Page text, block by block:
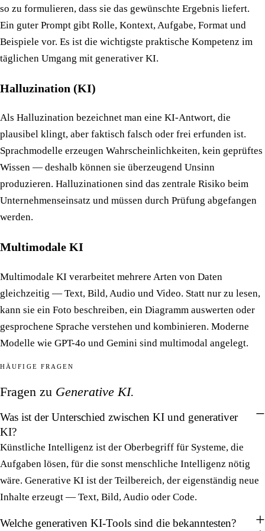
so zu formulieren, dass sie das gewünschte Ergebnis liefert.
Ein guter Prompt gibt Rolle, Kontext, Aufgabe, Format und
Beispiele vor. Es ist die wichtigste praktische Kompetenz im
täglichen Umgang mit generativer KI.
Halluzination (KI)
Als Halluzination bezeichnet man eine KI-Antwort, die
plausibel klingt, aber faktisch falsch oder frei erfunden ist.
Sprachmodelle erzeugen Wahrscheinlichkeiten, kein geprüftes
Wissen — deshalb können sie überzeugend Unsinn
produzieren. Halluzinationen sind das zentrale Risiko beim
Unternehmenseinsatz und müssen durch Prüfung abgefangen
werden.
Multimodale KI
Multimodale KI verarbeitet mehrere Arten von Daten
gleichzeitig — Text, Bild, Audio und Video. Statt nur zu lesen,
kann sie ein Foto beschreiben, ein Diagramm auswerten oder
gesprochene Sprache verstehen und kombinieren. Moderne
Modelle wie GPT-4o und Gemini sind multimodal angelegt.
HÄUFIGE FRAGEN
Fragen zu Generative KI.
Was ist der Unterschied zwischen KI und generativer
KI?
Künstliche Intelligenz ist der Oberbegriff für Systeme, die
Aufgaben lösen, für die sonst menschliche Intelligenz nötig
wäre. Generative KI ist der Teilbereich, der eigenständig neue
Inhalte erzeugt — Text, Bild, Audio oder Code.
Welche generativen KI-Tools sind die bekanntesten?